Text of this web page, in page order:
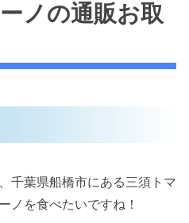
ノの通販お取
千葉県船橋市にある三須トマ
ノを食べたいですね！